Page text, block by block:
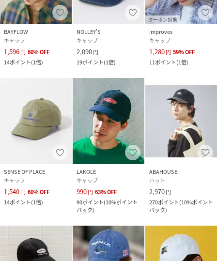
BAYFLOW
キャップ
1,596円 60%OFF
14ポイント(1倍)
NOLLEY'S
キャップ
2,090円
19ポイント(1倍)
クーポン対象
improves
キャップ
1,280円 59%OFF
11ポイント(1倍)
SENSE OF PLACE
キャップ
1,540円 60%OFF
14ポイント(1倍)
LAKOLE
キャップ
990円 63%OFF
90ポイント(10%ポイント
バック)
ABAHOUSE
ハット
2,970円
270ポイント(10%ポイント
バック)